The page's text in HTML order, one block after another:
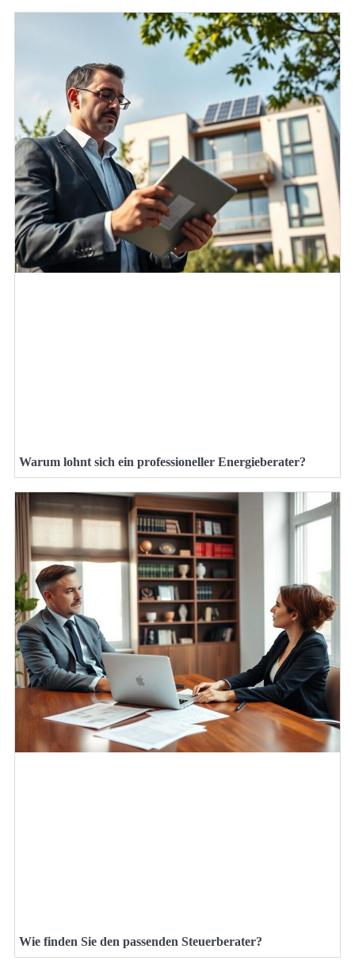
Warum lohnt sich ein professioneller Energieberater?
Wie finden Sie den passenden Steuerberater?